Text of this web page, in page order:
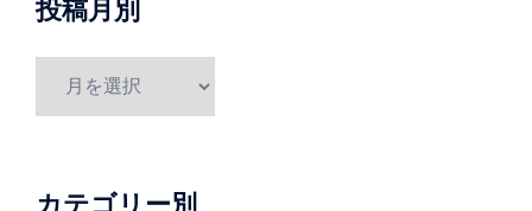
投稿月別
カテゴリー別